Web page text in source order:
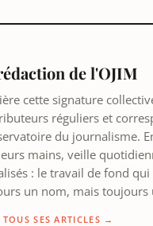
de l'OJIM
cette signature
réguliers et
du journalisme.
mains, veille
: le travail de fond
un nom, mais toujours
SES ARTICLES →